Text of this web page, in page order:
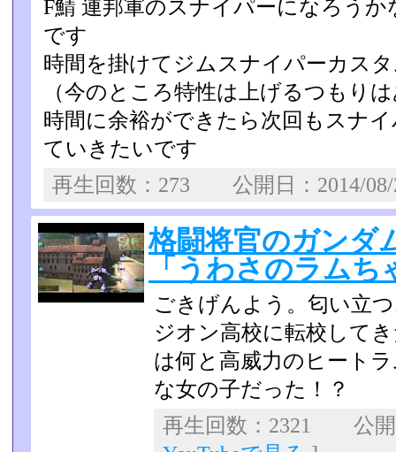
F鯖 連邦軍のスナイパーになろう
です
時間を掛けてジムスナイパーカス
（今のところ特性は上げる­つもり
時間に余裕ができたら次回もスナ
ていきたいです
再生回数：273 公開日：
格闘将官のガンダ
「うわさのラム
ごきげんよう。匂い立
ジオン高校に転校して
は何と高威力のヒート
な女の子だった！？
再生回数：2321 公